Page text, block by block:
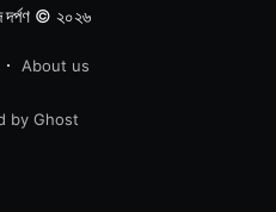
© ২০২৬
About us
by Ghost